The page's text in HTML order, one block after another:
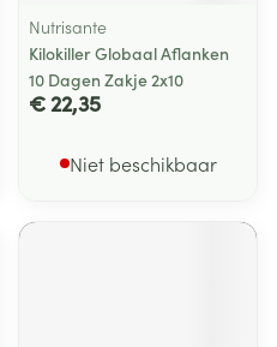
Nutrisante
Kilokiller Globaal Aflanken
10 Dagen Zakje 2x10
€ 22,35
Niet beschikbaar